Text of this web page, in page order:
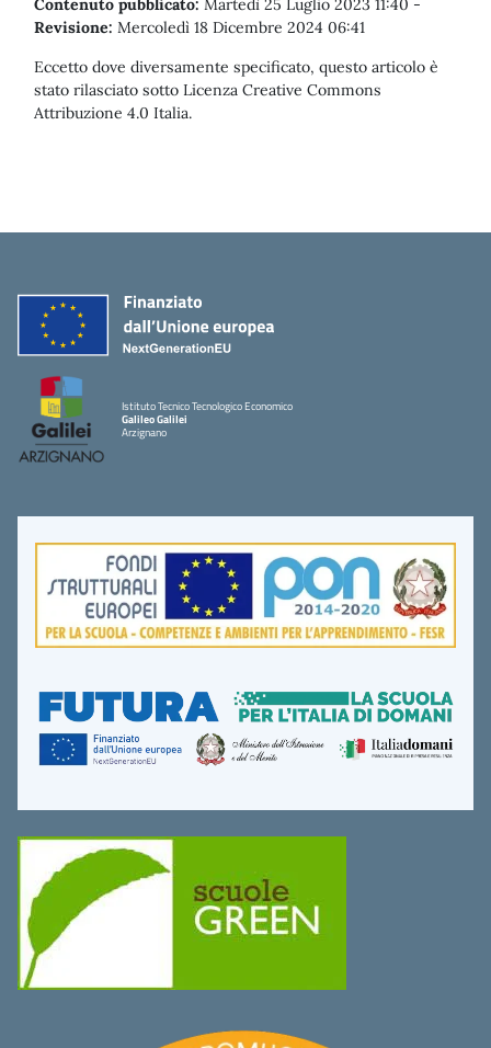
Contenuto pubblicato: Martedì 25 Luglio 2023 11:40 -
Revisione: Mercoledì 18 Dicembre 2024 06:41
Eccetto dove diversamente specificato, questo articolo è
stato rilasciato sotto Licenza Creative Commons
Attribuzione 4.0 Italia.
Istituto Tecnico Tecnologico Economico
Galileo Galilei
Arzignano